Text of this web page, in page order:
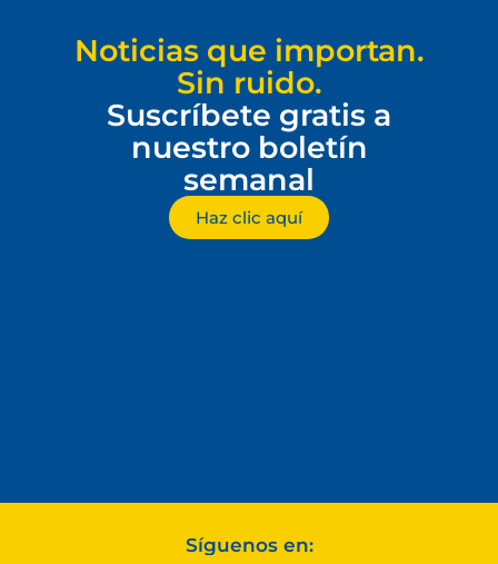
Noticias que importan.
Sin ruido.
Suscríbete gratis a
nuestro boletín
semanal
Haz clic aquí
Síguenos en: